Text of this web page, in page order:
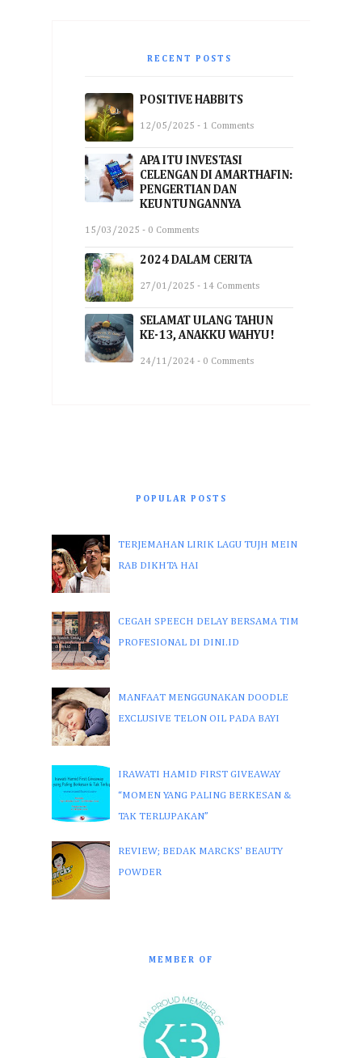
RECENT POSTS
POSITIVE HABBITS
12/05/2025 - 1 Comments
APA ITU INVESTASI
CELENGAN DI AMARTHAFIN:
PENGERTIAN DAN
KEUNTUNGANNYA
15/03/2025 - 0 Comments
2024 DALAM CERITA
27/01/2025 - 14 Comments
SELAMAT ULANG TAHUN
KE-13, ANAKKU WAHYU!
24/11/2024 - 0 Comments
POPULAR POSTS
TERJEMAHAN LIRIK LAGU TUJH MEIN
RAB DIKHTA HAI
CEGAH SPEECH DELAY BERSAMA TIM
PROFESIONAL DI DINI.ID
MANFAAT MENGGUNAKAN DOODLE
EXCLUSIVE TELON OIL PADA BAYI
IRAWATI HAMID FIRST GIVEAWAY
“MOMEN YANG PALING BERKESAN &
TAK TERLUPAKAN”
REVIEW; BEDAK MARCKS' BEAUTY
POWDER
MEMBER OF